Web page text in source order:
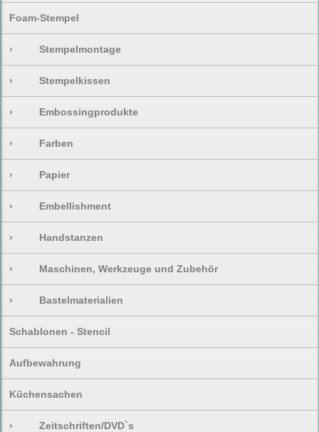
Foam-Stempel
› Stempelmontage
› Stempelkissen
› Embossingprodukte
› Farben
› Papier
› Embellishment
› Handstanzen
› Maschinen, Werkzeuge und Zubehör
› Bastelmaterialien
Schablonen - Stencil
Aufbewahrung
Küchensachen
› Zeitschriften/DVD`s